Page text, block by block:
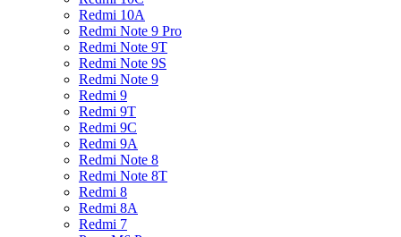
Redmi 10A
Redmi Note 9 Pro
Redmi Note 9T
Redmi Note 9S
Redmi Note 9
Redmi 9
Redmi 9T
Redmi 9C
Redmi 9A
Redmi Note 8
Redmi Note 8T
Redmi 8
Redmi 8A
Redmi 7